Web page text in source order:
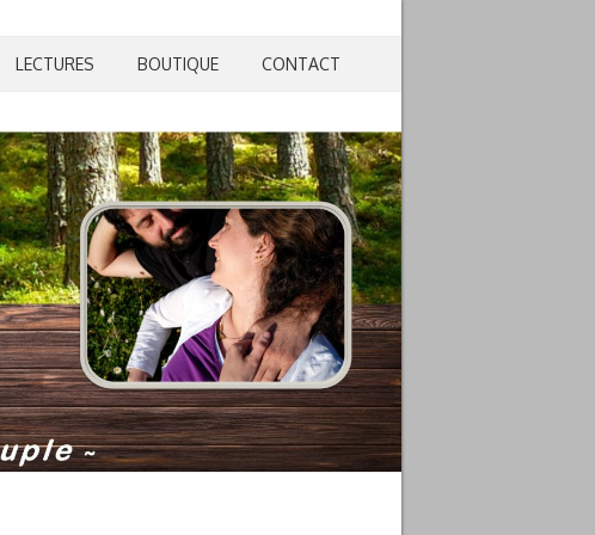
LECTURES BOUTIQUE CONTACT